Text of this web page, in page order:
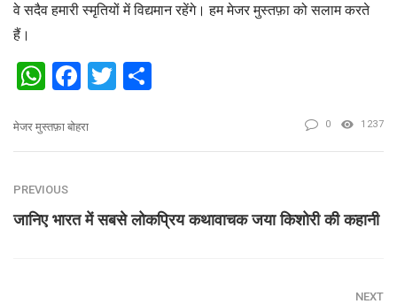
वे सदैव हमारी स्मृतियों में विद्यमान रहेंगे। हम मेजर मुस्तफ़ा को सलाम करते
हैं।
WhatsApp
Facebook
Twitter
मेजर मुस्तफ़ा बोहरा 0 1237
PREVIOUS
जानिए भारत में सबसे लोकप्रिय कथावाचक जया किशोरी की कहानी
NEXT